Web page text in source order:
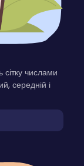
числами
середній і